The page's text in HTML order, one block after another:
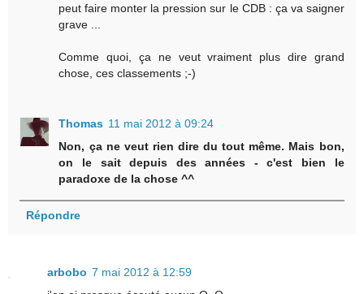
peut faire monter la pression sur le CDB : ça va saigner
grave ...
Comme quoi, ça ne veut vraiment plus dire grand
chose, ces classements ;-)
Thomas 11 mai 2012 à 09:24
Non, ça ne veut rien dire du tout même. Mais bon,
on le sait depuis des années - c'est bien le
paradoxe de la chose ^^
Répondre
arbobo 7 mai 2012 à 12:59